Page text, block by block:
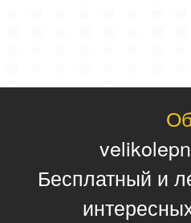
Бесплатный и